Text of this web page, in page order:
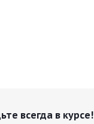
всегда в курсе!